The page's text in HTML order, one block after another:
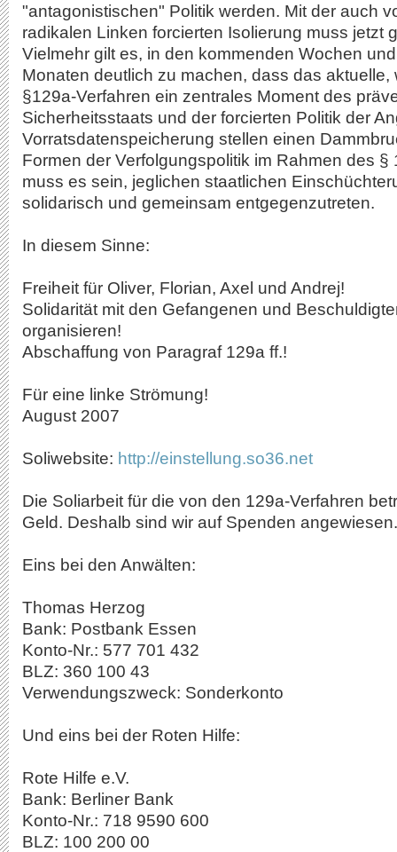
"antagonistischen" Politik werden. Mit der auch
radikalen Linken forcierten Isolierung muss jetzt
Vielmehr gilt es, in den kommenden Wochen
Monaten deutlich zu machen, dass das
§129a-Verfahren ein zentrales Moment des
Sicherheitsstaats und der forcierten Politik der
Vorratsdatenspeicherung stellen einen
Formen der Verfolgungspolitik im Rahmen des §
muss es sein, jeglichen staatlichen
solidarisch und gemeinsam entgegenzutreten.
In diesem Sinne:
Freiheit für Oliver, Florian, Axel und Andrej!
Solidarität mit den Gefangenen und
organisieren!
Abschaffung von Paragraf 129a ff.!
Für eine linke Strömung!
August 2007
Soliwebsite: http://einstellung.so36.net
Die Soliarbeit für die von den 129a-Verfahren
Geld. Deshalb sind wir auf Spenden angewiesen.
Eins bei den Anwälten:
Thomas Herzog
Bank: Postbank Essen
Konto-Nr.: 577 701 432
BLZ: 360 100 43
Verwendungszweck: Sonderkonto
Und eins bei der Roten Hilfe:
Rote Hilfe e.V.
Bank: Berliner Bank
Konto-Nr.: 718 9590 600
BLZ: 100 200 00